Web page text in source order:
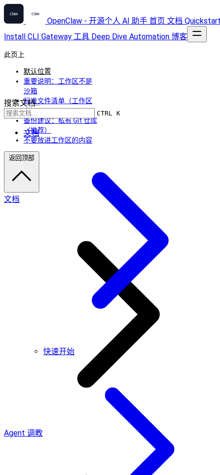
OpenClaw - 开源个人 AI 助手 首页 文档
Install CLI Gateway 工具 Deep Dive Automation 博客
搜索文档...
CTRL K
文档
快速开始
此页上
默认位置
重要说明：工作区不是
沙箱
标准文件清单（工作区
内）
备份建议：私有 Git 仓库
（推荐）
不要放进工作区的内容
返回顶部
文档
Agent 调教